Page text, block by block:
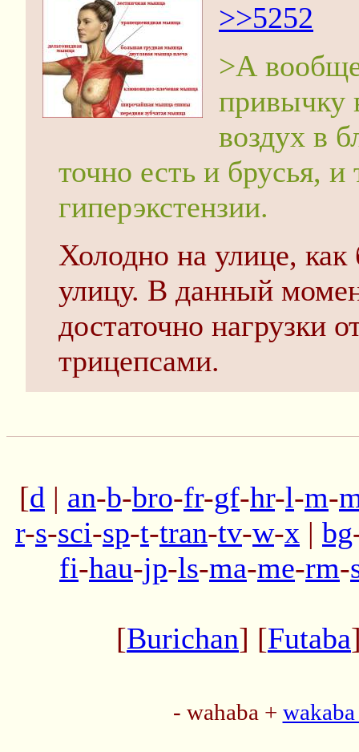
>>5252
>А
привычку
воздух в
точно есть и брусья, и
гиперэкстензии.
Холодно на улице,
улицу. В данный
достаточно нагрузки
трицепсами.
[d | an-b-bro-fr-gf-hr-l-m-
r-s-sci-sp-t-tran-tv-w-x | bg
fi-hau-jp-ls-ma-me-rm-
[Burichan] [Futaba
- wahaba +